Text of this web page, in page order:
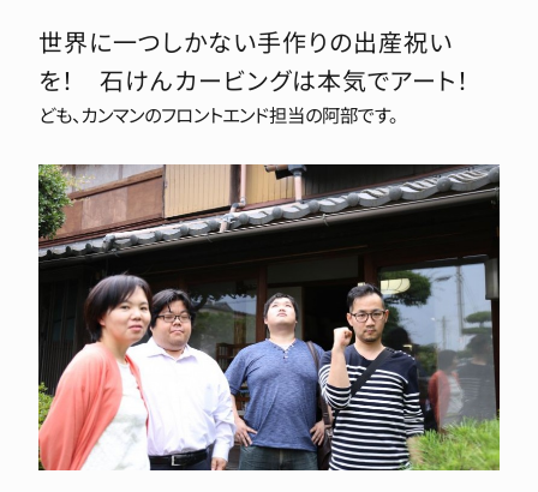
世界に一つしかない手作りの出産祝い
を！ 石けんカービングは本気でアート！
ども、カンマンのフロントエンド担当の阿部です。